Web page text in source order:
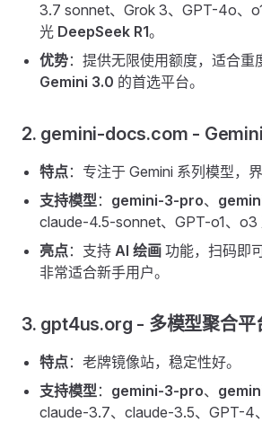
3.7 sonnet、Grok 3、GPT-4o、
光 DeepSeek R1。
优势：提供无限使用额度，适合
Gemini 3.0 的首选平台。
2. gemini-docs.com -
特点：专注于 Gemini 系列模型，界
支持模型： gemini-3-pro、
claude-4.5-sonnet、GPT-o1、o3
亮点：支持 AI 绘画 功能，扫码即
非常适合新手用户。
3. gpt4us.org - 多模型聚合平
特点：老牌镜像站，稳定性好。
支持模型： gemini-3-pro、
claude-3.7、claude-3.5、GPT-4